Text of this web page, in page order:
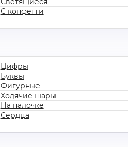
С конфетти
Цифры
Буквы
Фигурные
Ходячие шары
На палочке
Сердца